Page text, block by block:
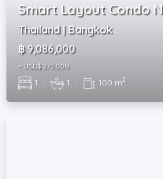
Smart Layout Condo
Thailand | Bangkok
฿ 9,086,000
~ USD$ 275,000
1 | 1 | 100 m2